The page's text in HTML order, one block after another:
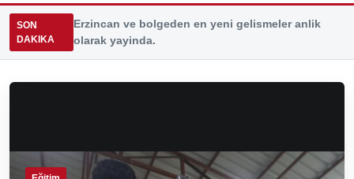
SON
DAKIKA
Erzincan ve bolgeden en yeni gelismeler anlik
olarak yayinda.